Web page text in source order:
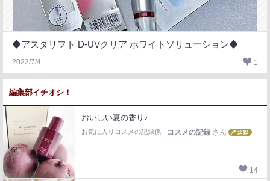
◆アスタリフト D-UVクリア ホワイトソリューション◆
2022/7/4 1
編集部イチオシ！
おいしい夏の香り♪
お気に入りコスメの記録係 コスメの記録 さん
14